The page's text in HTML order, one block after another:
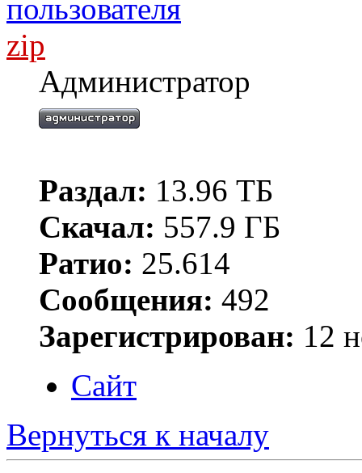
zip
Администратор
Раздал: 13.96 ТБ
Скачал: 557.9 ГБ
Ратио: 25.614
Сообщения: 492
Зарегистрирован: 12
Сайт
Вернуться к началу